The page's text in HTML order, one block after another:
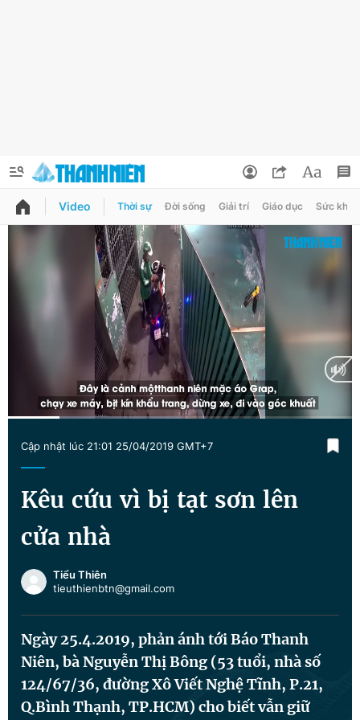
QUẢNG CÁO
Chuyên mục khác
Chào ngày mới Tin 24h
Tin thị trường Tin 360
Video Magazine
Sản phẩm khác
Tiện ích
Thông tin tòa soạn Liên hệ quảng cáo
Thông tin tài khoản
Đổi mật khẩu
Tin đã xem
Đăng xuất
Video Thời sự Đời sống Giải trí Giáo dục Sức khỏe
Time
Cập nhật lúc 21:01 25/04/2019 GMT+7
Kêu cứu vì bị tạt sơn lên
cửa nhà
Tiểu Thiên
tieuthienbtn@gmail.com
Ngày 25.4.2019, phản ánh tới Báo Thanh
Niên, bà Nguyễn Thị Bông (53 tuổi, nhà số
124/67/36, đường Xô Viết Nghệ Tĩnh, P.21,
Q.Bình Thạnh, TP.HCM) cho biết vẫn giữ